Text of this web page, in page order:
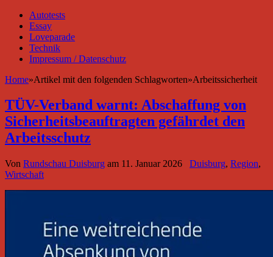
Autotests
Essay
Loveparade
Technik
Impressum / Datenschutz
Home»Artikel mit den folgenden Schlagworten»Arbeitssicherheit
TÜV-Verband warnt: Abschaffung von
Sicherheitsbeauftragten gefährdet den
Arbeitsschutz
Von Rundschau Duisburg am 11. Januar 2026 Duisburg, Region,
Wirtschaft